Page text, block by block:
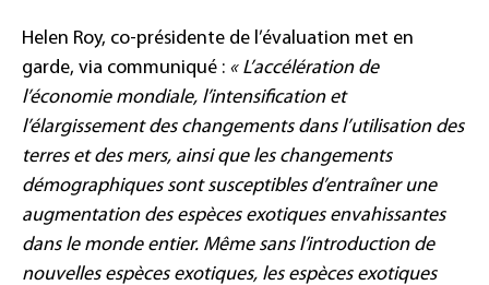
Helen Roy, co-présidente de l’évaluation met en
garde, via communiqué : « L’accélération de
l’économie mondiale, l’intensification et
l’élargissement des changements dans l’utilisation des
terres et des mers, ainsi que les changements
démographiques sont susceptibles d’entraîner une
augmentation des espèces exotiques envahissantes
dans le monde entier. Même sans l’introduction de
nouvelles espèces exotiques, les espèces exotiques